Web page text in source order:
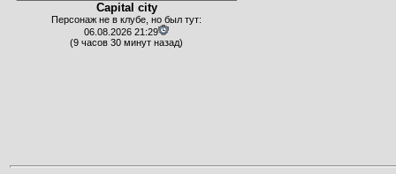
Capital city
Персонаж не в клубе, но был тут:
06.08.2026 21:29
(9 часов 30 минут назад)